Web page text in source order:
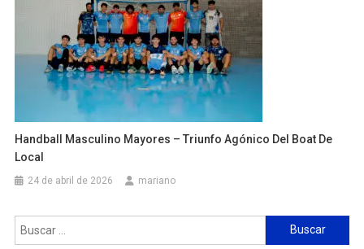
Handball Masculino Mayores – Triunfo Agónico Del Boat De
Local
24 de abril de 2026 mariano
Buscar: